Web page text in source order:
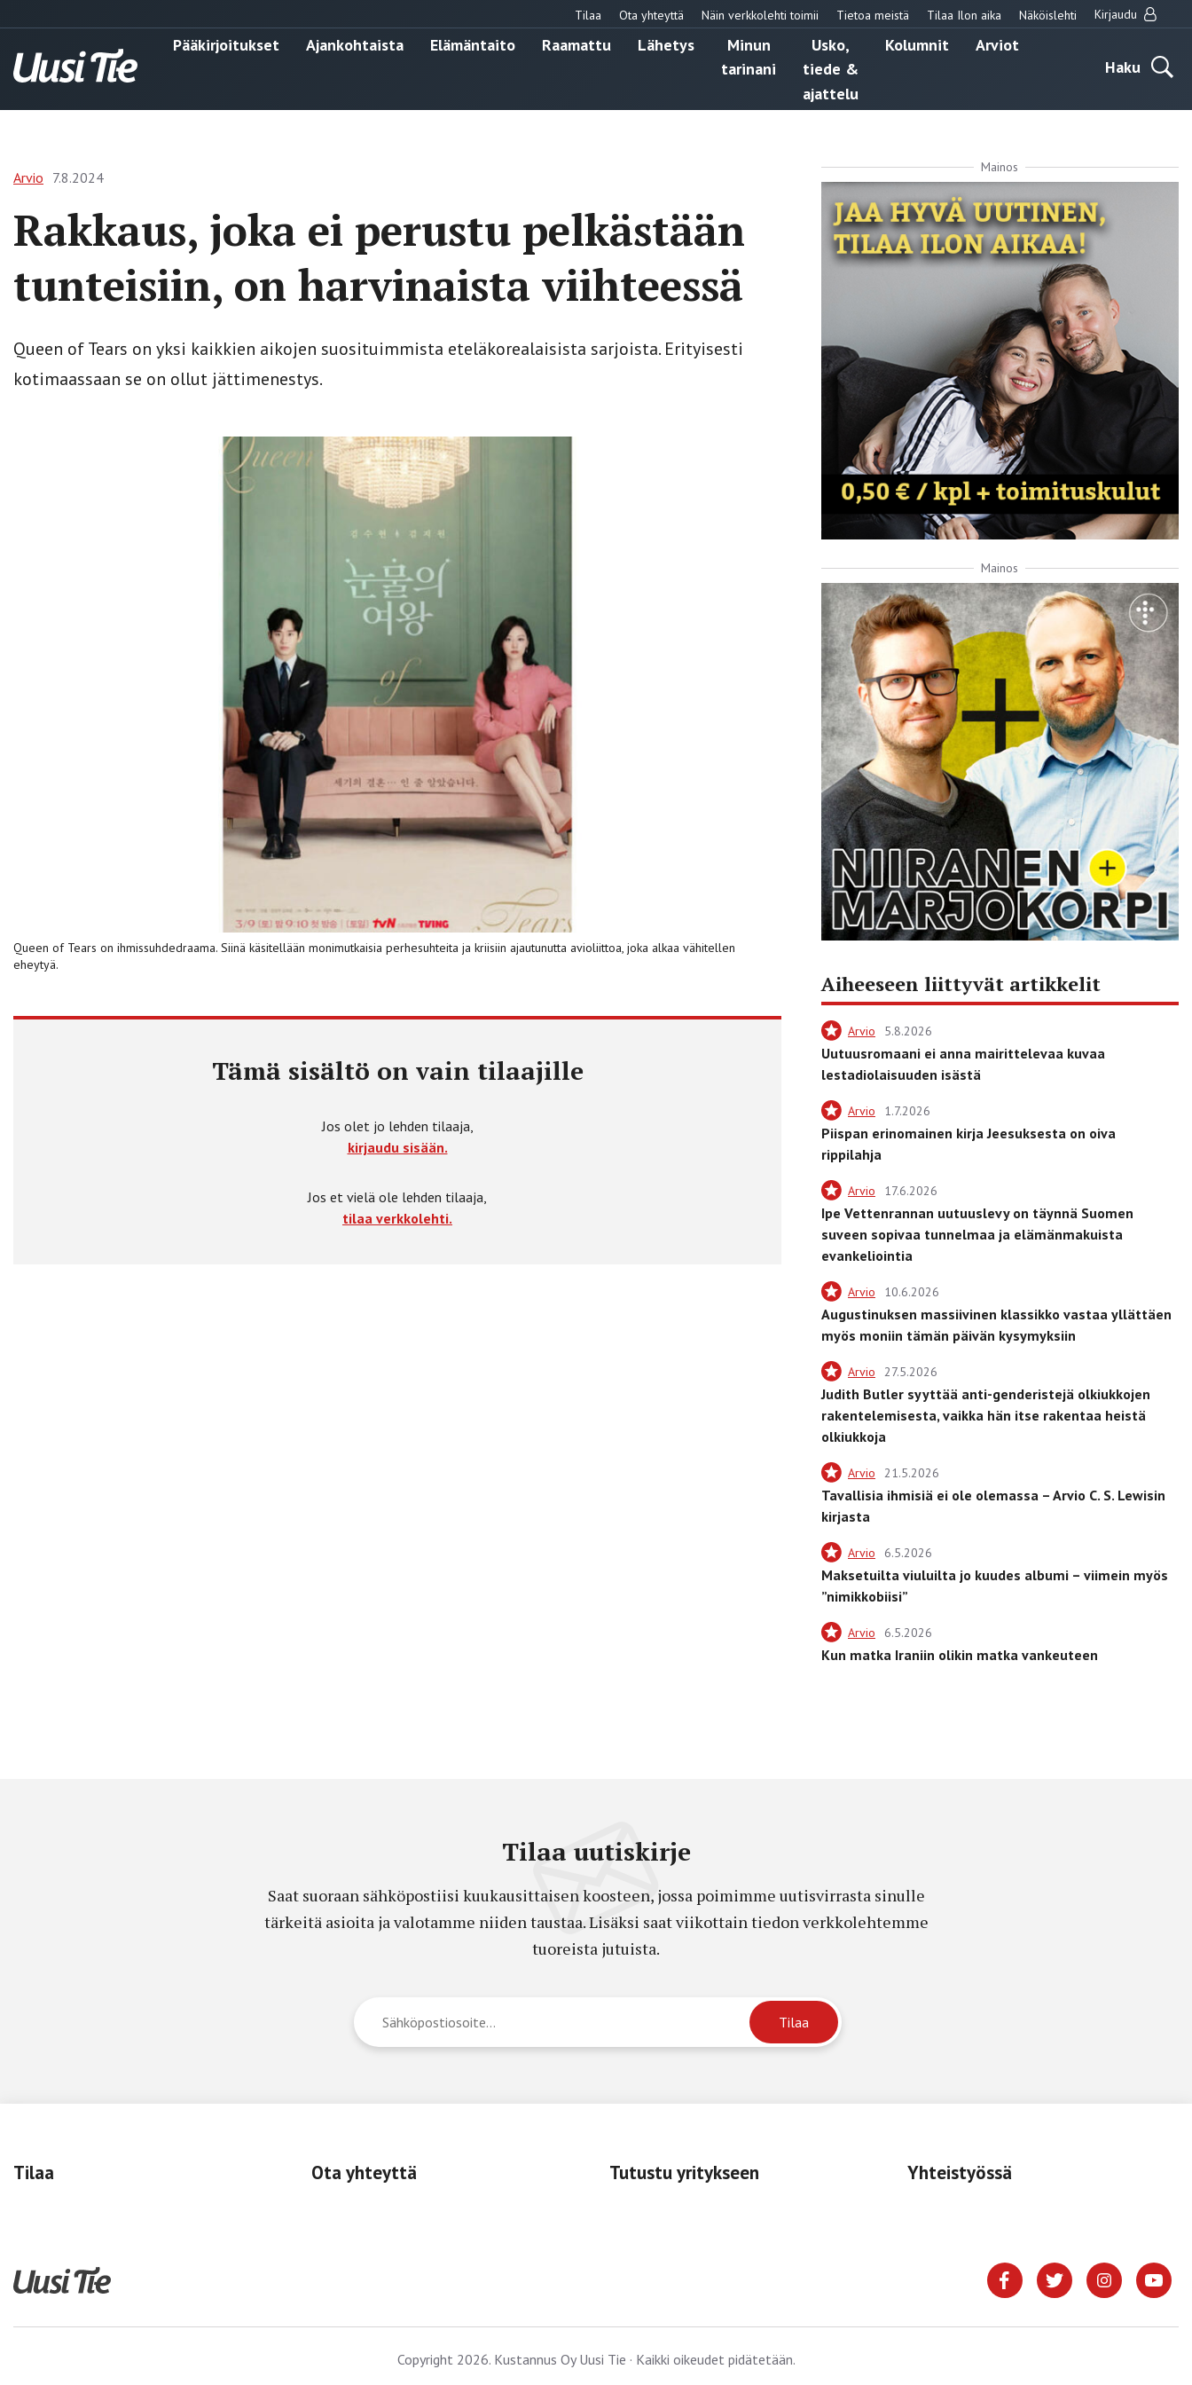
Tilaa Ota yhteyttä Näin verkkolehti toimii Tietoa meistä Tilaa Ilon aika Näköislehti Kirjaudu
Pääkirjoitukset Ajankohtaista Elämäntaito Raamattu Lähetys
Minun
tarinani
Usko,
tiede &
ajattelu
Kolumnit
Arviot
Haku
Arvio 7.8.2024
Rakkaus, joka ei perustu pelkästään
tunteisiin, on harvinaista viihteessä
Queen of Tears on yksi kaikkien aikojen suosituimmista eteläkorealaisista sarjoista. Erityisesti
kotimaassaan se on ollut jättimenestys.
Queen of Tears on ihmissuhdedraama. Siinä käsitellään monimutkaisia perhesuhteita ja kriisiin ajautunutta avioliittoa, joka alkaa vähitellen
eheytyä.
Tämä sisältö on vain tilaajille
Jos olet jo lehden tilaaja,
kirjaudu sisään.
Jos et vielä ole lehden tilaaja,
tilaa verkkolehti.
Mainos
Mainos
Aiheeseen liittyvät artikkelit
Arvio 5.8.2026
Uutuusromaani ei anna mairittelevaa kuvaa
lestadiolaisuuden isästä
Arvio 1.7.2026
Piispan erinomainen kirja Jeesuksesta on oiva
rippilahja
Arvio 17.6.2026
Ipe Vettenrannan uutuuslevy on täynnä Suomen
suveen sopivaa tunnelmaa ja elämänmakuista
evankeliointia
Arvio 10.6.2026
Augustinuksen massiivinen klassikko vastaa yllättäen
myös moniin tämän päivän kysymyksiin
Arvio 27.5.2026
Judith Butler syyttää anti-genderistejä olkiukkojen
rakentelemisesta, vaikka hän itse rakentaa heistä
olkiukkoja
Arvio 21.5.2026
Tavallisia ihmisiä ei ole olemassa – Arvio C. S. Lewisin
kirjasta
Arvio 6.5.2026
Maksetuilta viuluilta jo kuudes albumi – viimein myös
”nimikkobiisi”
Arvio 6.5.2026
Kun matka Iraniin olikin matka vankeuteen
Tilaa uutiskirje
Saat suoraan sähköpostiisi kuukausittaisen koosteen, jossa poimimme uutisvirrasta sinulle
tärkeitä asioita ja valotamme niiden taustaa. Lisäksi saat viikottain tiedon verkkolehtemme
tuoreista jutuista.
Tilaa Ota yhteyttä Tutustu yritykseen Yhteistyössä
Copyright 2026. Kustannus Oy Uusi Tie · Kaikki oikeudet pidätetään.